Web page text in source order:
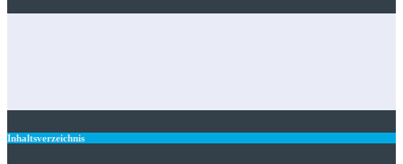
Inhaltsverzeichnis